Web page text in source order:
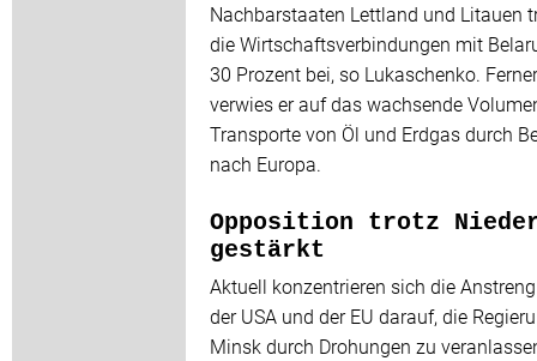
Nachbarstaaten Lettland und Litauen
die Wirtschaftsverbindungen mit
30 Prozent bei, so Lukaschenko. Ferner
verwies er auf das wachsende
Transporte von Öl und Erdgas durch
nach Europa.
Opposition trotz
gestärkt
Aktuell konzentrieren sich die
der USA und der EU darauf, die
Minsk durch Drohungen zu